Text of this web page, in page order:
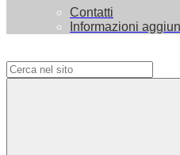
Contatti
Informazioni